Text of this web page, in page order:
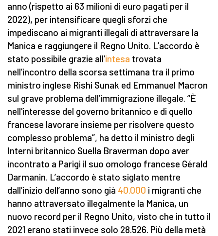
anno (rispetto ai 63 milioni di euro pagati per il
2022), per intensificare quegli sforzi che
impediscano ai migranti illegali di attraversare la
Manica e raggiungere il Regno Unito. L’accordo è
stato possibile grazie all’intesa trovata
nell’incontro della scorsa settimana tra il primo
ministro inglese Rishi Sunak ed Emmanuel Macron
sul grave problema dell’immigrazione illegale. “È
nell'interesse del governo britannico e di quello
francese lavorare insieme per risolvere questo
complesso problema”, ha detto il ministro degli
Interni britannico Suella Braverman dopo aver
incontrato a Parigi il suo omologo francese Gérald
Darmanin. L’accordo è stato siglato mentre
dall’inizio dell’anno sono già 40.000 i migranti che
hanno attraversato illegalmente la Manica, un
nuovo record per il Regno Unito, visto che in tutto il
2021 erano stati invece solo 28.526. Più della metà